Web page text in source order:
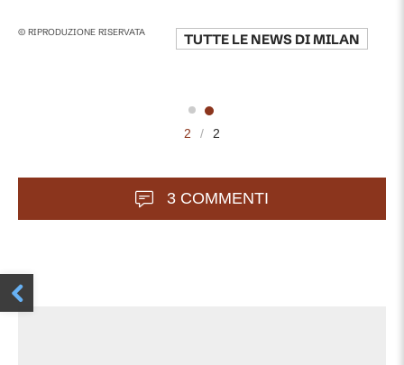
© RIPRODUZIONE RISERVATA TUTTE LE NEWS DIMILAN
2 / 2
3 COMMENTI